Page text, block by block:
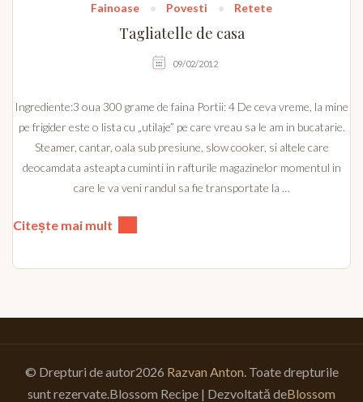
Fainoase Povesti Retete
Tagliatelle de casa
09/02/2012
Ingrediente:3 oua 300 grame de faina Portii: 4 De ceva vreme, la mine
pe frigider este o lista cu „utilaje” pe care vreau sa le am in bucatarie.
Steamer, cantar, oala sub presiune, slow cooker, si altele care
deocamdata asteapta cuminti in rafturile magazinelor momentul in
care le va veni randul sa fie transportate la …
Citește mai mult
© Drepturi de autor2026 Razvan Anton. Toate drepturile
sunt rezervate.Blossom Recipe | Dezvoltată deBlossom